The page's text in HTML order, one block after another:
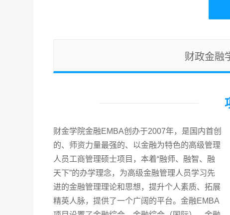
财政金融
财金学院金融EMBA创办于2007年，是国内首创
的、师资力量最强的、以金融为特色的高级管理
人员工商管理硕士项目，本着“融师、融智、融
天下”的办学理念，为高级金融管理人员学习先
进的金融管理理论和思想，提升个人素质、拓展
精英人脉，提供了一个广阔的平台。金融EMBA